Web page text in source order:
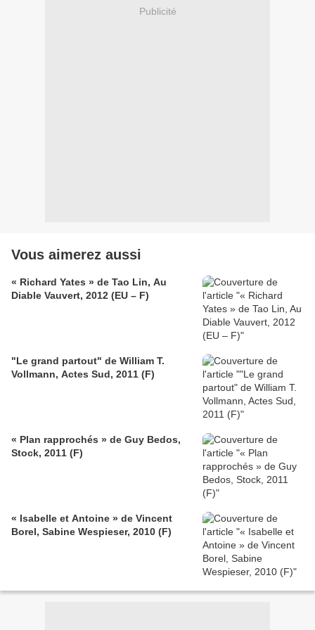
Publicité
Vous aimerez aussi
« Richard Yates » de Tao Lin, Au
Diable Vauvert, 2012 (EU – F)
"Le grand partout" de William T.
Vollmann, Actes Sud, 2011 (F)
« Plan rapprochés » de Guy Bedos,
Stock, 2011 (F)
« Isabelle et Antoine » de Vincent
Borel, Sabine Wespieser, 2010 (F)